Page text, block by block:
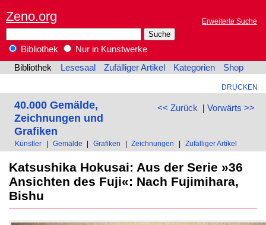
Zeno.org Erweiterte Suche
Bibliothek
Nur in Kunstwerke
Bibliothek
Lesesaal Zufälliger Artikel Kategorien Shop
DRUCKEN
<< Zurück | Vorwärts >>
40.000 Gemälde,
Zeichnungen und
Grafiken
Künstler Gemälde Grafiken Zeichnungen Zufälliger Artikel
Katsushika Hokusai: Aus der Serie »36
Ansichten des Fuji«: Nach Fujimihara,
Bishu